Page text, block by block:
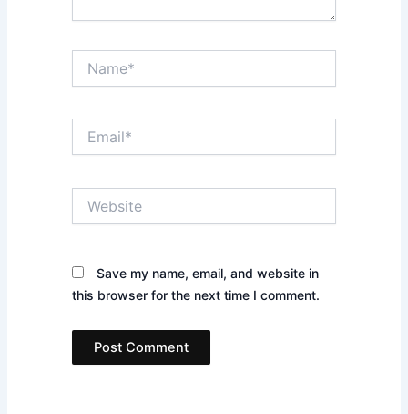
Save my name, email, and website in
this browser for the next time I comment.